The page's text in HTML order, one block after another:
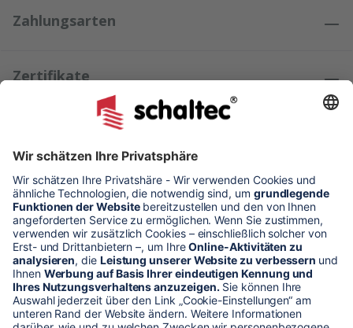
Zahlungsarten
Zertifikate
Kundenmeinungen
* Alle Preise verstehen sich zzgl. Mehrwertsteuer und Versandkosten